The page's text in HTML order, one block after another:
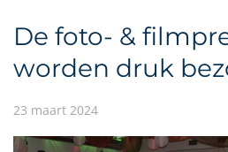
De foto- &
worden druk
23 maart 2024